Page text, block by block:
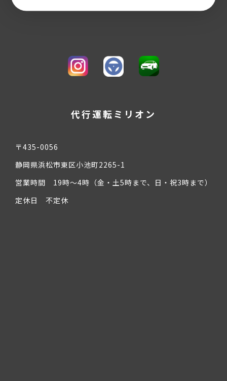
代行運転ミリオン
〒435-0056
静岡県浜松市東区小池町2265-1
営業時間 19時～4時（金・土5時まで、日・祝3時まで）
定休日 不定休